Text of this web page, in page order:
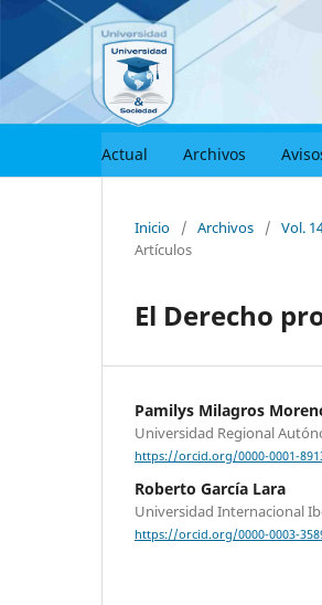
Actual Archivos
Inicio / Archivos / Vol.
Artículos
El Derecho
Pamilys Milagros
Universidad Regional
https://orcid.org/0000-0001-
Roberto García Lara
Universidad Internacional
https://orcid.org/0000-0003-